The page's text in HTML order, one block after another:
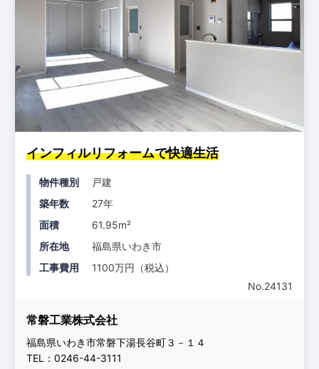
インフィルリフォームで快適生活
物件種別
戸建
築年数
27年
面積
61.95m²
所在地
福島県いわき市
工事費用
1100万円（税込）
No.24131
常磐工業株式会社
福島県いわき市常磐下湯長谷町３－１４
TEL：0246-44-3111